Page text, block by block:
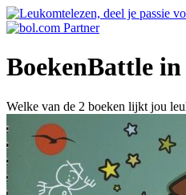
BoekenBattle
Welke van de 2 boeken lijkt jou